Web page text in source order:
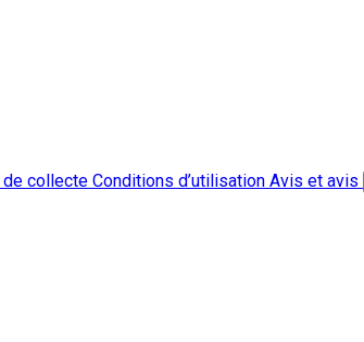
collecte Conditions d’utilisation Avis et avis